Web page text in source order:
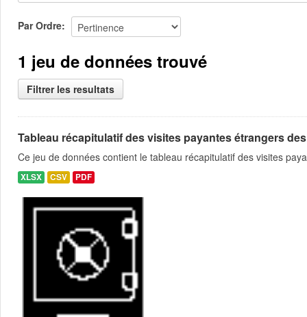
Par Ordre
1 jeu de données trouvé
Filtrer les resultats
Tableau récapitulatif des visites payantes étrangers
Ce jeu de données contient le tableau récapitulatif des visites
XLSX CSV PDF